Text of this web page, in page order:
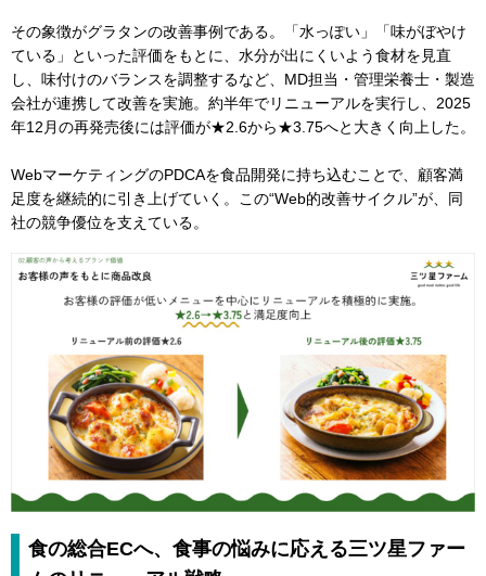
その象徴がグラタンの改善事例である。「水っぽい」「味がぼやけ
ている」といった評価をもとに、水分が出にくいよう食材を見直
し、味付けのバランスを調整するなど、MD担当・管理栄養士・製造
会社が連携して改善を実施。約半年でリニューアルを実行し、2025
年12月の再発売後には評価が★2.6から★3.75へと大きく向上した。
WebマーケティングのPDCAを食品開発に持ち込むことで、顧客満
足度を継続的に引き上げていく。この“Web的改善サイクル”が、同
社の競争優位を支えている。
食の総合ECへ、食事の悩みに応える三ツ星ファー